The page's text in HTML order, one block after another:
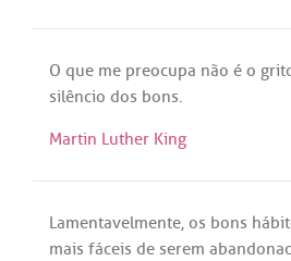
O que me preocupa não é o
silêncio dos bons.
Martin Luther King
Lamentavelmente, os bons
mais fáceis de serem